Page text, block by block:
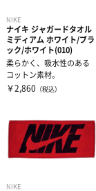
NIKE
ナイキ ジャガードタオル
ミディアム ホワイト/ブラ
ック/ホワイト(010)
柔らかく、吸水性のある
コットン素材。
￥2,860 （税込）
NIKE